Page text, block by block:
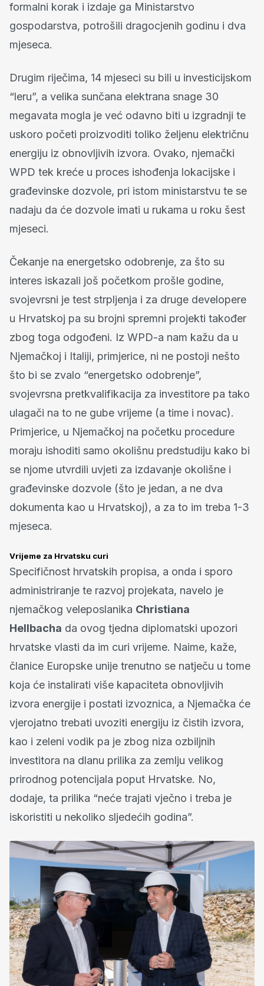
formalni korak i izdaje ga Ministarstvo
gospodarstva, potrošili dragocjenih godinu i dva
mjeseca.
Drugim riječima, 14 mjeseci su bili u investicijskom
“leru”, a velika sunčana elektrana snage 30
megavata mogla je već odavno biti u izgradnji te
uskoro početi proizvoditi toliko željenu električnu
energiju iz obnovljivih izvora. Ovako, njemački
WPD tek kreće u proces ishođenja lokacijske i
građevinske dozvole, pri istom ministarstvu te se
nadaju da će dozvole imati u rukama u roku šest
mjeseci.
Čekanje na energetsko odobrenje, za što su
interes iskazali još početkom prošle godine,
svojevrsni je test strpljenja i za druge developere
u Hrvatskoj pa su brojni spremni projekti također
zbog toga odgođeni. Iz WPD-a nam kažu da u
Njemačkoj i Italiji, primjerice, ni ne postoji nešto
što bi se zvalo “energetsko odobrenje”,
svojevrsna pretkvalifikacija za investitore pa tako
ulagači na to ne gube vrijeme (a time i novac).
Primjerice, u Njemačkoj na početku procedure
moraju ishoditi samo okolišnu predstudiju kako bi
se njome utvrdili uvjeti za izdavanje okolišne i
građevinske dozvole (što je jedan, a ne dva
dokumenta kao u Hrvatskoj), a za to im treba 1-3
mjeseca.
Vrijeme za Hrvatsku curi
Specifičnost hrvatskih propisa, a onda i sporo
administriranje te razvoj projekata, navelo je
njemačkog veleposlanika Christiana
Hellbacha da ovog tjedna diplomatski upozori
hrvatske vlasti da im curi vrijeme. Naime, kaže,
članice Europske unije trenutno se natječu u tome
koja će instalirati više kapaciteta obnovljivih
izvora energije i postati izvoznica, a Njemačka će
vjerojatno trebati uvoziti energiju iz čistih izvora,
kao i zeleni vodik pa je zbog niza ozbiljnih
investitora na dlanu prilika za zemlju velikog
prirodnog potencijala poput Hrvatske. No,
dodaje, ta prilika “neće trajati vječno i treba je
iskoristiti u nekoliko sljedećih godina”.